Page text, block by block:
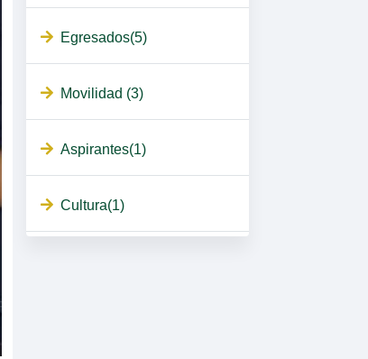
Egresados(5)
Movilidad (3)
Aspirantes(1)
Cultura(1)